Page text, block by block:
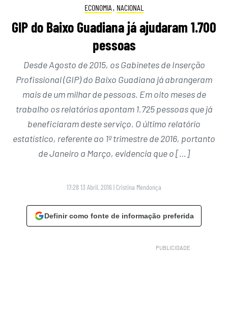
ECONOMIA , NACIONAL
GIP do Baixo Guadiana já ajudaram 1.700
pessoas
Desde Agosto de 2015, os Gabinetes de Inserção
Profissional (GIP) do Baixo Guadiana já abrangeram
mais de um milhar de pessoas. Em oito meses de
trabalho os relatórios apontam 1.725 pessoas que já
beneficiaram deste serviço. O último relatório
estatístico, referente ao 1º trimestre de 2016, portanto
de Janeiro a Março, evidencia que o […]
17:28 13 Abril, 2016 | Cristina Mendonça
Definir como fonte de informação preferida